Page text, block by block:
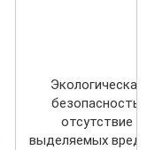
Экологическая
безопасность,
отсутствие
выделяемых